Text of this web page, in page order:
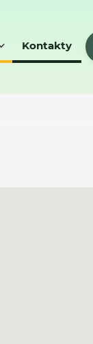
Kontakty